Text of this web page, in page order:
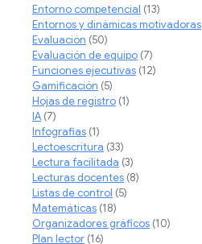
Entorno competencial (13)
Entornos y dinámicas motivadoras
Evaluación (50)
Evaluación de equipo (7)
Funciones ejecutivas (12)
Gamificación (5)
Hojas de registro (1)
IA (7)
Infografias (1)
Lectoescritura (33)
Lectura facilitada (3)
Lecturas docentes (8)
Listas de control (5)
Matemáticas (18)
Organizadores gráficos (10)
Plan lector (16)